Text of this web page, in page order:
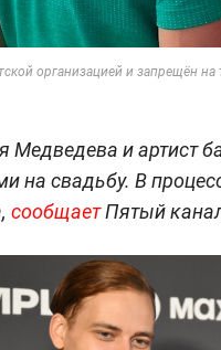
организацией и запрещён
Медведева и артист
на свадьбу. В
сообщаетПятый